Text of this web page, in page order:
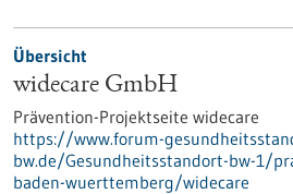
Übersicht
widecare GmbH
Prävention-Projektseite widecare
https://www.forum-
bw.de/Gesundheitsstandort-bw-1/
baden-wuerttemberg/widecare